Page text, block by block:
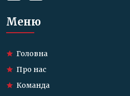
Меню
Головна
Про нас
Команда